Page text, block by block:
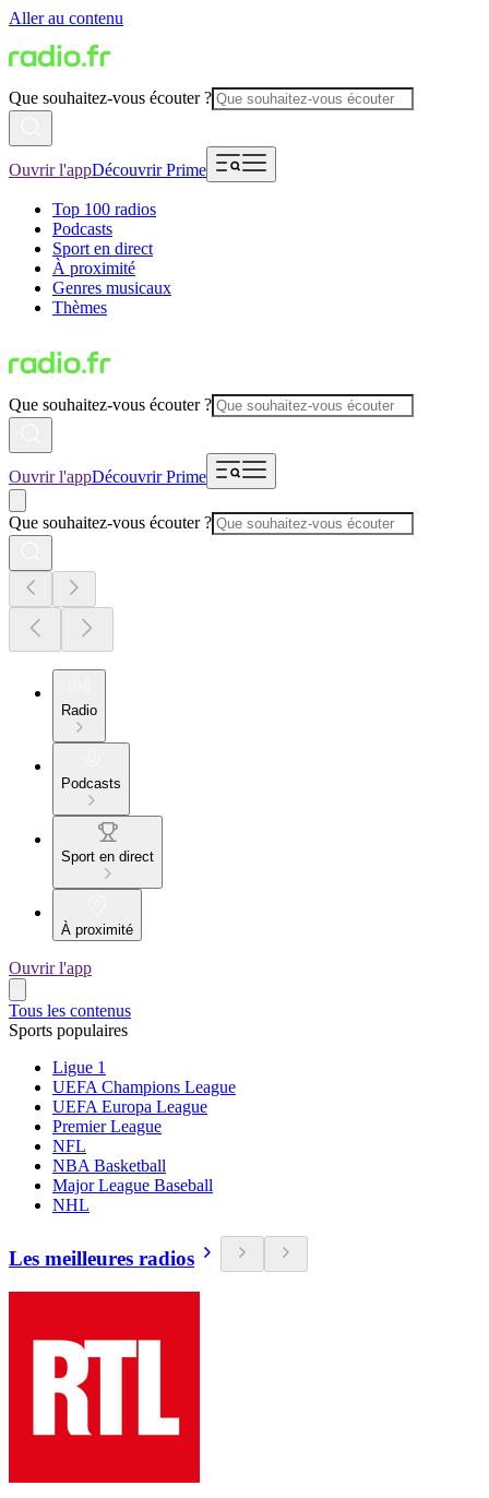
Aller au contenu
Que souhaitez-vous écouter ?
Ouvrir l'appDécouvrir Prime
Top 100 radios
Podcasts
Sport en direct
À proximité
Genres musicaux
Thèmes
Que souhaitez-vous écouter ?
Ouvrir l'appDécouvrir Prime
Que souhaitez-vous écouter ?
Radio
Podcasts
Sport en direct
À proximité
Ouvrir l'app
Tous les contenus
Sports populaires
Ligue 1
UEFA Champions League
UEFA Europa League
Premier League
NFL
NBA Basketball
Major League Baseball
NHL
Les meilleures radios